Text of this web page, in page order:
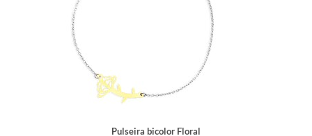
Pulseira bicolor Floral